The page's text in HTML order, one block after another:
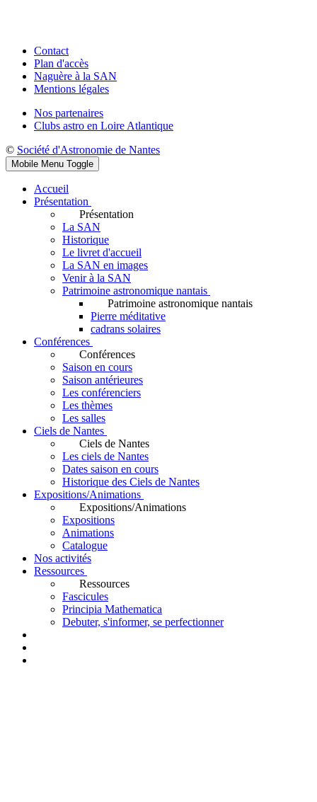
Contact
Plan d'accès
Naguère à la SAN
Mentions légales
Nos partenaires
Clubs astro en Loire Atlantique
© Société d'Astronomie de Nantes
Mobile Menu Toggle
Accueil
Présentation
Présentation
La SAN
Historique
Le livret d'accueil
La SAN en images
Venir à la SAN
Patrimoine astronomique nantais
Patrimoine astronomique nantais
Pierre méditative
cadrans solaires
Conférences
Conférences
Saison en cours
Saison antérieures
Les conférenciers
Les thèmes
Les salles
Ciels de Nantes
Ciels de Nantes
Les ciels de Nantes
Dates saison en cours
Historique des Ciels de Nantes
Expositions/Animations
Expositions/Animations
Expositions
Animations
Catalogue
Nos activités
Ressources
Ressources
Fascicules
Principia Mathematica
Debuter, s'informer, se perfectionner